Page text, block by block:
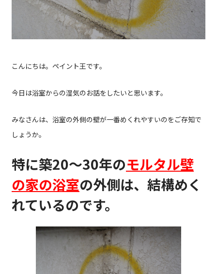
こんにちは。ペイント王です。
今日は浴室からの湿気のお話をしたいと思います。
みなさんは、浴室の外側の壁が一番めくれやすいのをご存知で
しょうか。
特に築20～30年のモルタル壁
の家の浴室の外側は、結構めく
れているのです。